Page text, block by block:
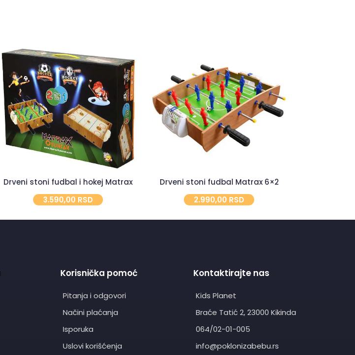
Drveni stoni fudbal i hokej Matrax
3.590,00 RSD
Drveni stoni fudbal Matrax 6×2
2.990,00 RSD
Korisnička pomoć
Pitanja i odgovori
Načini plaćanja
Isporuka
Uslovi korišćenja
Kontaktirajte nas
Kids Planet
Braće Tatić 2, 23000 Kikinda
064/02-01-005
info@poklonizabebu.rs